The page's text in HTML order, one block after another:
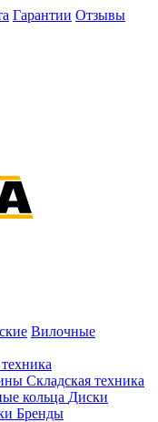
Гарантии Отзывы
Вилочные
Складская техника
кольца Диски
Бренды